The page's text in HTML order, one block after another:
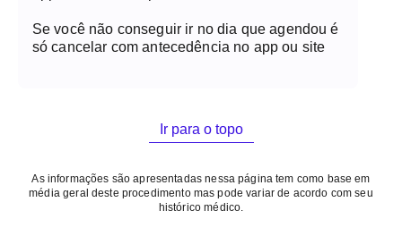
Se você não conseguir ir no dia que agendou é
só cancelar com antecedência no app ou site
Ir para o topo
As informações são apresentadas nessa página tem como base em
média geral deste procedimento mas pode variar de acordo com seu
histórico médico.